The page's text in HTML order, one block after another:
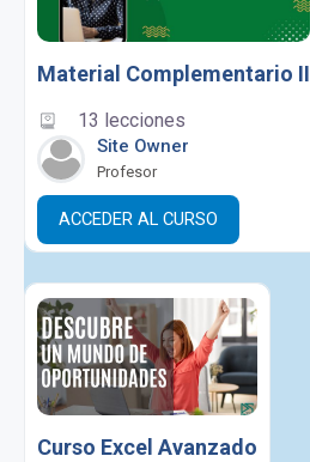
Material Complementario II
13 lecciones
Site Owner
Profesor
ACCEDER AL CURSO
Curso Excel Avanzado